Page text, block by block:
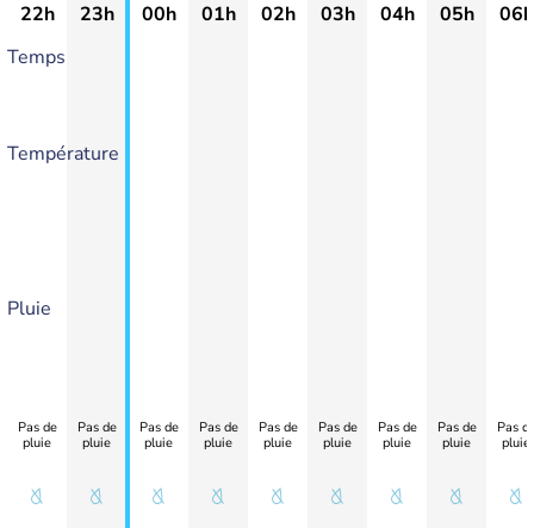
22h 23h 00h 01h 02h 03h 04h 05h
06h
Temps
Température
Pluie
Pas de
pluie
Pas de
pluie
Pas de
pluie
Pas de
pluie
Pas de
pluie
Pas de
pluie
Pas de
pluie
Pas de
pluie
Pas
pluie